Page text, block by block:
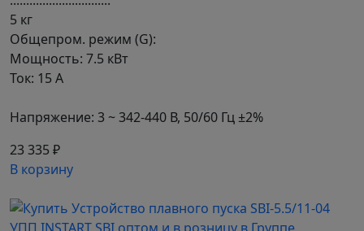
5 кг
Общепром. режим (G):
Мощность: 7.5 кВт
Ток: 15 А
Напряжение: 3 ~ 342-440 В, 50/60 Гц ±2%
23 335 ₽
В корзину